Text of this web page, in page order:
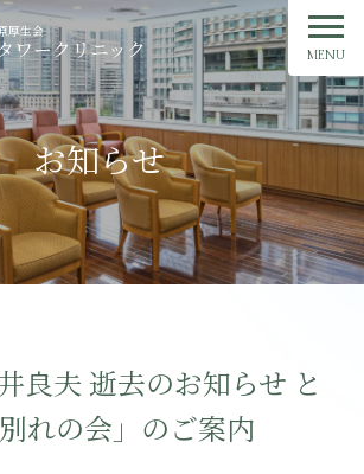
厚生会
ワークリニック
ド
MENU
お知らせ
良夫 逝去のお知らせ と
別れの会」のご案内